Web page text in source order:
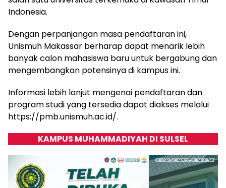
Indonesia.
Dengan perpanjangan masa pendaftaran ini,
Unismuh Makassar berharap dapat menarik lebih
banyak calon mahasiswa baru untuk bergabung dan
mengembangkan potensinya di kampus ini.
Informasi lebih lanjut mengenai pendaftaran dan
program studi yang tersedia dapat diakses melalui
https://pmb.unismuh.ac.id/.
KAMPUS MUHAMMADIYAH DI SULSEL